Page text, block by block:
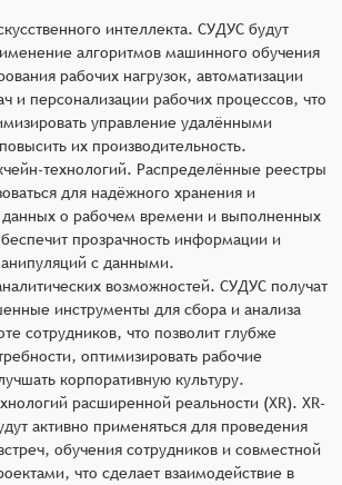
интеллекта. СУДУС будут
алгоритмов машинного обучения
рабочих нагрузок, автоматизации
и персонализации рабочих процессов, что
управление удалёнными
их производительность.
технологий. Распределённые реестры
для надёжного хранения и
о рабочем времени и выполненных
прозрачность информации и
с данными.
возможностей. СУДУС получат
инструменты для сбора и анализа
сотрудников, что позволит глубже
оптимизировать рабочие
корпоративную культуру.
расширенной реальности (XR). XR-
активно применяться для проведения
обучения сотрудников и совместной
что сделает взаимодействие в